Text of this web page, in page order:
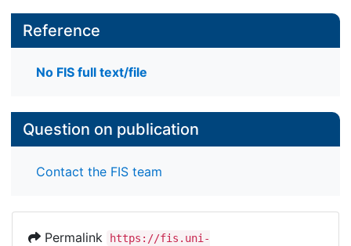
Reference
No FIS full text/file
Question on publication
Contact the FIS team
Permalink
https://fis.uni-